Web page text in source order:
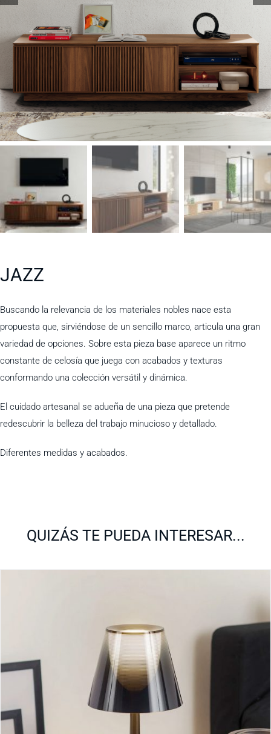
JAZZ
Buscando la relevancia de los materiales nobles nace esta
propuesta que, sirviéndose de un sencillo marco, articula una gran
variedad de opciones. Sobre esta pieza base aparece un ritmo
constante de celosía que juega con acabados y texturas
conformando una colección versátil y dinámica.
El cuidado artesanal se adueña de una pieza que pretende
redescubrir la belleza del trabajo minucioso y detallado.
Diferentes medidas y acabados.
QUIZÁS TE PUEDA INTERESAR...